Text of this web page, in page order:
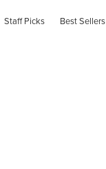
Staff Picks Best Sellers